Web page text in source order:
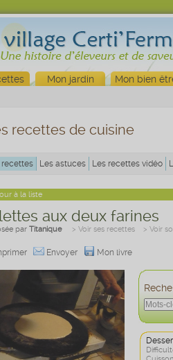
Mon jardin Mon bien
recettes de cuisine
recettes Les astuces Les recettes vidéo
à la liste
aux deux farines
par Titanique > Voir ses recettes > Voir
Envoyer Mon livre